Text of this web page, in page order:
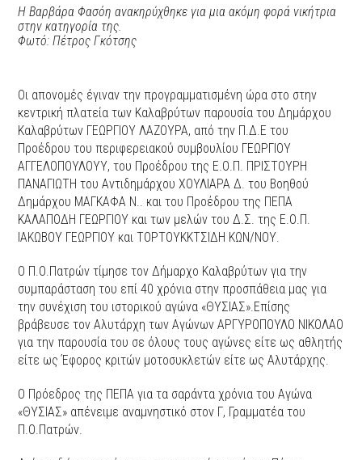
Η Βαρβάρα Φασόη ανακηρύχθηκε για μια ακόμη φορά νικήτρια
στην κατηγορία της.
Φωτό: Πέτρος Γκότσης
Οι απονομές έγιναν την προγραμματισμένη ώρα στο στην
κεντρική πλατεία των Καλαβρύτων παρουσία του Δημάρχου
Καλαβρύτων ΓΕΩΡΓΙΟΥ ΛΑΖΟΥΡΑ, από την Π.Δ.Ε του
Προέδρου του περιφερειακού συμβουλίου ΓΕΩΡΓΙΟΥ
ΑΓΓΕΛΟΠΟΥΛΟΥΥ, του Προέδρου της Ε.Ο.Π. ΠΡΙΣΤΟΥΡΗ
ΠΑΝΑΓΙΩΤΗ τoυ Αντιδημάρχoυ ΧΟΥΛΙΑΡΑ Δ. του Βοηθού
Δημάρχου ΜΑΓΚΑΦΑ Ν.. και του Προέδρου της ΠΕΠΑ
ΚΑΛΑΠΟΔΗ ΓΕΩΡΓΙΟΥ και των μελών του Δ.Σ. της Ε.Ο.Π.
ΙΑΚΩΒΟΥ ΓΕΩΡΓΙΟΥ και ΤΟΡΤΟΥΚΚΤΣΙΔΗ ΚΩΝ/ΝΟΥ.
Ο Π.Ο.Πατρών τίμησε τον Δήμαρχο Καλαβρύτων για την
συμπαράσταση του επί 40 χρόνια στην προσπάθεια μας για
την συνέχιση του ιστορικού αγώνα «ΘΥΣΙΑΣ».Επίσης
βράβευσε τον Αλυτάρχη των Αγώνων ΑΡΓΥΡΟΠΟΥΛΟ ΝΙΚΟΛΑΟ
για την παρουσία του σε όλους τους αγώνες είτε ως αθλητής
είτε ως Έφορος κριτών μοτοσυκλετών είτε ως Αλυτάρχης.
Ο Πρόεδρος της ΠΕΠΑ για τα σαράντα χρόνια του Αγώνα
«ΘΥΣΙΑΣ» απένειμε αναμνηστικό στον Γ, Γραμματέα του
Π.Ο.Πατρών.